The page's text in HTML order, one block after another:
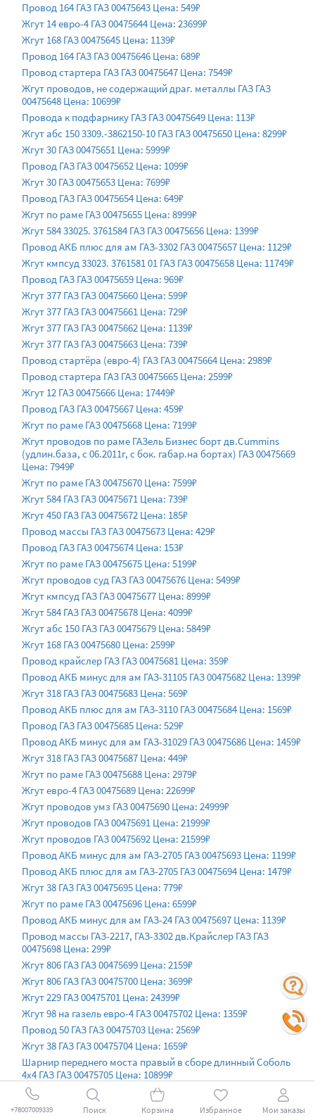
Провод 164 ГАЗ ГАЗ 00475643 Цена: 549₽
Жгут 14 евро-4 ГАЗ 00475644 Цена: 23699₽
Жгут 168 ГАЗ 00475645 Цена: 1139₽
Провод 164 ГАЗ ГАЗ 00475646 Цена: 689₽
Провод стартера ГАЗ ГАЗ 00475647 Цена: 7549₽
Жгут проводов, не содержащий драг. металлы ГАЗ ГАЗ
00475648 Цена: 10699₽
Провода к подфарнику ГАЗ ГАЗ 00475649 Цена: 113₽
Жгут абс 150 3309.-3862150-10 ГАЗ ГАЗ 00475650 Цена: 8299₽
Жгут 30 ГАЗ 00475651 Цена: 5999₽
Провод ГАЗ ГАЗ 00475652 Цена: 1099₽
Жгут 30 ГАЗ 00475653 Цена: 7699₽
Провод ГАЗ ГАЗ 00475654 Цена: 649₽
Жгут по раме ГАЗ 00475655 Цена: 8999₽
Жгут 584 33025. 3761584 ГАЗ ГАЗ 00475656 Цена: 1399₽
Провод АКБ плюс для ам ГАЗ-3302 ГАЗ 00475657 Цена: 1129₽
Жгут кмпсуд 33023. 3761581 01 ГАЗ ГАЗ 00475658 Цена: 11749₽
Провод ГАЗ ГАЗ 00475659 Цена: 969₽
Жгут 377 ГАЗ ГАЗ 00475660 Цена: 599₽
Жгут 377 ГАЗ ГАЗ 00475661 Цена: 729₽
Жгут 377 ГАЗ ГАЗ 00475662 Цена: 1139₽
Жгут 377 ГАЗ ГАЗ 00475663 Цена: 739₽
Провод стартёра (евро-4) ГАЗ ГАЗ 00475664 Цена: 2989₽
Провод стартера ГАЗ ГАЗ 00475665 Цена: 2599₽
Жгут 12 ГАЗ 00475666 Цена: 17449₽
Провод ГАЗ ГАЗ 00475667 Цена: 459₽
Жгут по раме ГАЗ 00475668 Цена: 7199₽
Жгут проводов по раме ГАЗель Бизнес борт дв.Cummins
(удлин.база, с 06.2011г, с бок. габар.на бортах) ГАЗ 00475669
Цена: 7949₽
Жгут по раме ГАЗ 00475670 Цена: 7599₽
Жгут 584 ГАЗ ГАЗ 00475671 Цена: 739₽
Жгут 450 ГАЗ ГАЗ 00475672 Цена: 185₽
Провод массы ГАЗ ГАЗ 00475673 Цена: 429₽
Провод ГАЗ ГАЗ 00475674 Цена: 153₽
Жгут по раме ГАЗ 00475675 Цена: 5199₽
Жгут проводов суд ГАЗ ГАЗ 00475676 Цена: 5499₽
Жгут кмпсуд ГАЗ ГАЗ 00475677 Цена: 8999₽
Жгут 584 ГАЗ ГАЗ 00475678 Цена: 4099₽
Жгут абс 150 ГАЗ ГАЗ 00475679 Цена: 5849₽
Жгут 168 ГАЗ 00475680 Цена: 2599₽
Провод крайслер ГАЗ ГАЗ 00475681 Цена: 359₽
Провод АКБ минус для ам ГАЗ-31105 ГАЗ 00475682 Цена: 1399₽
Жгут 318 ГАЗ ГАЗ 00475683 Цена: 569₽
Провод АКБ плюс для ам ГАЗ-3110 ГАЗ 00475684 Цена: 1569₽
Провод ГАЗ ГАЗ 00475685 Цена: 529₽
Провод АКБ минус для ам ГАЗ-31029 ГАЗ 00475686 Цена: 1459₽
Жгут 318 ГАЗ ГАЗ 00475687 Цена: 449₽
Жгут по раме ГАЗ 00475688 Цена: 2979₽
Жгут евро-4 ГАЗ 00475689 Цена: 22699₽
Жгут проводов умз ГАЗ 00475690 Цена: 24999₽
Жгут проводов ГАЗ 00475691 Цена: 21999₽
Жгут проводов ГАЗ 00475692 Цена: 21599₽
Провод АКБ минус для ам ГАЗ-2705 ГАЗ 00475693 Цена: 1199₽
Провод АКБ плюс для ам ГАЗ-2705 ГАЗ 00475694 Цена: 1479₽
Жгут 38 ГАЗ ГАЗ 00475695 Цена: 779₽
Жгут по раме ГАЗ 00475696 Цена: 6599₽
Провод АКБ минус для ам ГАЗ-24 ГАЗ 00475697 Цена: 1139₽
Провод массы ГАЗ-2217, ГАЗ-3302 дв.Крайслер ГАЗ ГАЗ
00475698 Цена: 299₽
Жгут 806 ГАЗ ГАЗ 00475699 Цена: 2159₽
Жгут 806 ГАЗ ГАЗ 00475700 Цена: 3699₽
Жгут 229 ГАЗ 00475701 Цена: 24399₽
Жгут 98 на газель евро-4 ГАЗ 00475702 Цена: 1359₽
Провод 50 ГАЗ ГАЗ 00475703 Цена: 2569₽
Жгут 38 ГАЗ ГАЗ 00475704 Цена: 1659₽
Шарнир переднего моста правый в сборе длинный Соболь
4х4 ГАЗ ГАЗ 00475705 Цена: 10899₽
Шарнир переднего моста левый в сборе короткий Соболь 4х4
ГАЗ ГАЗ 00475706 Цена: 18₽
+78007009339 Поиск Корзина Избранное Мои заказы